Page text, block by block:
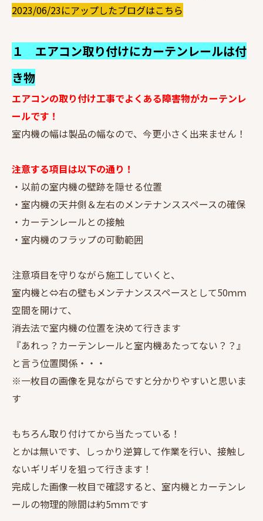
2023/06/23にアップしたブログはこちら
１ エアコン取り付けにカーテンレールは付
き物
エアコンの取り付け工事でよくある障害物がカーテンレ
ールです！
室内機の幅は製品の幅なので、今更小さく出来ません！
注意する項目は以下の通り！
・以前の室内機の壁跡を隠せる位置
・室内機の天井側＆左右のメンテナンススペースの確保
・カーテンレールとの接触
・室内機のフラップの可動範囲
注意項目を守りながら施工していくと、
室内機と⇔右の壁もメンテナンススペースとして50ｍｍ
空間を開けて、
消去法で室内機の位置を決めて行きます
『あれっ？カーテンレールと室内機あたってない？？』
と言う位置関係・・・
※一枚目の画像を見ながらですと分かりやすいと思いま
す
もちろん取り付けてから当たっている！
とかは無いです、しっかり逆算して作業を行い、接触し
ないギリギリを狙って行きます！
完成した画像一枚目で確認すると、室内機とカーテンレ
ールの物理的隙間は約5ｍｍです